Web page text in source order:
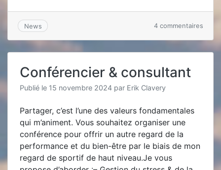
News 4 commentaires
Conférencier & consultant
Publié le 15 novembre 2024 par Erik Clavery
Partager, c’est l’une des valeurs fondamentales
qui m’animent. Vous souhaitez organiser une
conférence pour offrir un autre regard de la
performance et du bien-être par le biais de mon
regard de sportif de haut niveau.Je vous